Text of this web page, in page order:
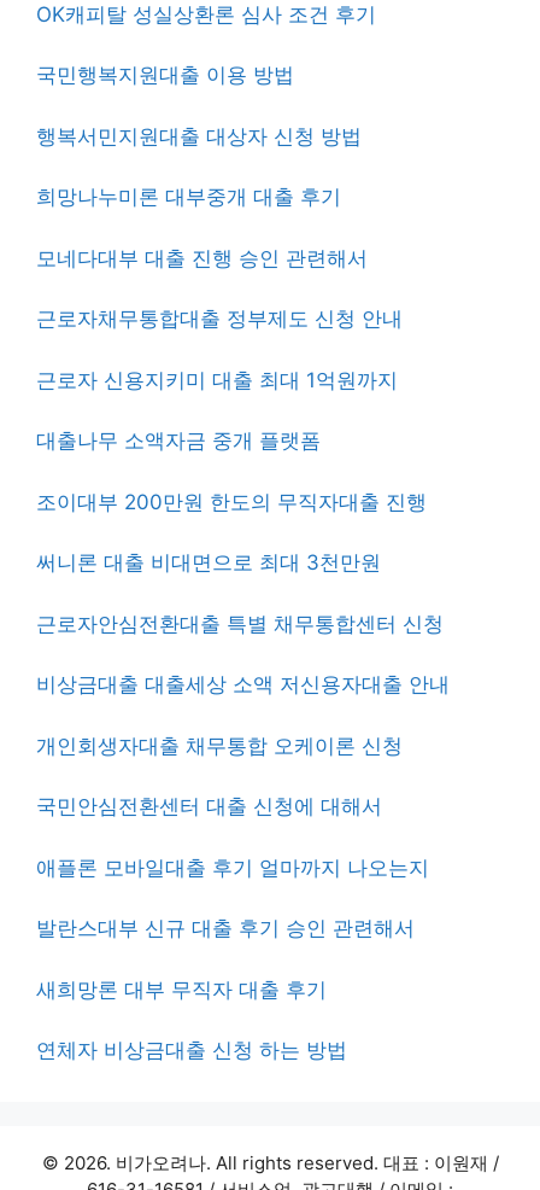
OK캐피탈 성실상환론 심사 조건 후기
국민행복지원대출 이용 방법
행복서민지원대출 대상자 신청 방법
희망나누미론 대부중개 대출 후기
모네다대부 대출 진행 승인 관련해서
근로자채무통합대출 정부제도 신청 안내
근로자 신용지키미 대출 최대 1억원까지
대출나무 소액자금 중개 플랫폼
조이대부 200만원 한도의 무직자대출 진행
써니론 대출 비대면으로 최대 3천만원
근로자안심전환대출 특별 채무통합센터 신청
비상금대출 대출세상 소액 저신용자대출 안내
개인회생자대출 채무통합 오케이론 신청
국민안심전환센터 대출 신청에 대해서
애플론 모바일대출 후기 얼마까지 나오는지
발란스대부 신규 대출 후기 승인 관련해서
새희망론 대부 무직자 대출 후기
연체자 비상금대출 신청 하는 방법
© 2026. 비가오려나. All rights reserved. 대표 : 이원재 /